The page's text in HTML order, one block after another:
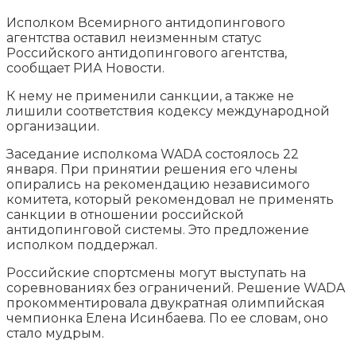
Исполком Всемирного антидопингового
агентства оставил неизменным статус
Российского антидопингового агентства,
сообщает РИА Новости.
К нему не применили санкции, а также не
лишили соответствия кодексу международной
организации.
Заседание исполкома WADA состоялось 22
января. При принятии решения его члены
опирались на рекомендацию независимого
комитета, который рекомендовал не применять
санкции в отношении российской
антидопинговой системы. Это предложение
исполком поддержал.
Российские спортсмены могут выступать на
соревнованиях без ограничений. Решение WADA
прокомментировала двукратная олимпийская
чемпионка Елена Исинбаева. По ее словам, оно
стало мудрым.